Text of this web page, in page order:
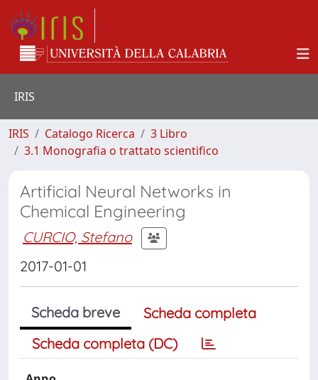
IRIS
IRIS Catalogo Ricerca
3 Libro
3.1 Monografia o trattato scientifico
Artificial Neural Networks in
Chemical Engineering
CURCIO, Stefano
2017-01-01
Scheda breve
Scheda completa
Scheda completa (DC)